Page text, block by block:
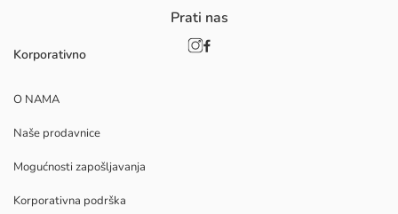
Korporativno
O NAMA
Naše prodavnice
Mogućnosti zapošljavanja
Korporativna podrška
Prati nas